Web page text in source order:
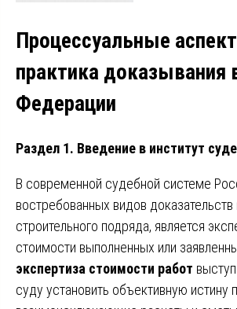
Процессуальные
практика доказывания
Федерации
Раздел 1. Введение в институт
В современной судебной системе
востребованных видов
строительного подряда, является
стоимости выполненных или
экспертиза стоимости работ
суду установить объективную